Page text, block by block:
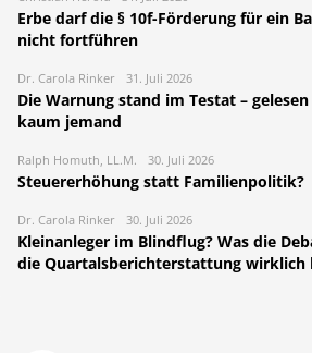
Erbe darf die § 10f-Förderung für ein
nicht fortführen
Dr. Carola Rinker 31. Juli 2026
Die Warnung stand im Testat –
kaum jemand
Ralph Homuth, LL.M. 30. Juli 2026
Steuererhöhung statt Familienpolitik?
Dr. Carola Rinker 30. Juli 2026
Kleinanleger im Blindflug? Was die
die Quartalsberichterstattung wirklich